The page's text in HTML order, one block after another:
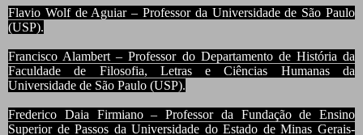
Flavio Wolf de Aguiar – Professor da Universidade de São Paulo
(USP).
Francisco Alambert – Professor do Departamento de História da
Faculdade de Filosofia, Letras e Ciências Humanas da
Universidade de São Paulo (USP).
Frederico Daia Firmiano – Professor da Fundação de Ensino
Superior de Passos da Universidade do Estado de Minas Gerais-